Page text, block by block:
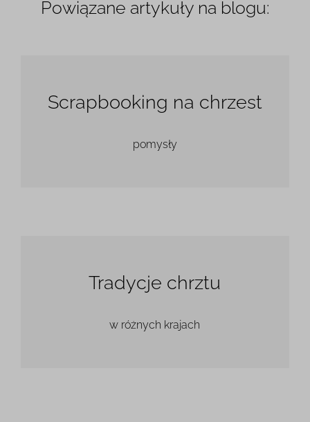
Powiązane artykuły na blogu:
Scrapbooking na chrzest
pomysły
Tradycje chrztu
w różnych krajach